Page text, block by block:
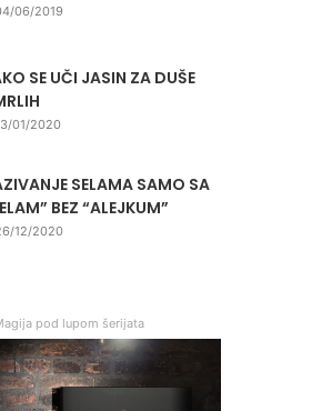
06/2019
SE UČI JASIN ZA DUŠE
01/2020
SELAMA SAMO SA
BEZ “ALEJKUM”
12/2020
pod lupom šerijata